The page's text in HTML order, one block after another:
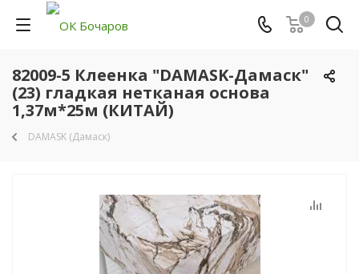
0
82009-5 Клеенка "DAMASK-Дамаск"
(23) гладкая нетканая основа
1,37м*25м (КИТАЙ)
DAMASK (Дамаск)